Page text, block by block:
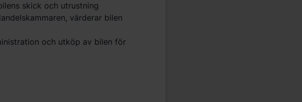
skick och utrustning
värderar bilen
och utköp av bilen för